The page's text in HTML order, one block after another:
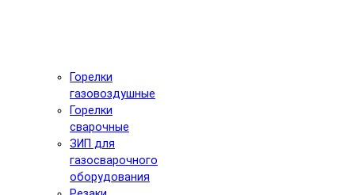
Горелки
газовоздушные
Горелки
сварочные
ЗИП для
газосварочного
оборудования